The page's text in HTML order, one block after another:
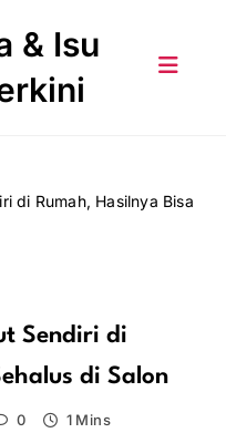
& Isu
di Rumah, Hasilnya Bisa
Sendiri di
di Salon
0 1 Mins